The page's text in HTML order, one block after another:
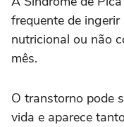
frequente de
nutricional ou não
mês.
O transtorno pode
vida e aparece